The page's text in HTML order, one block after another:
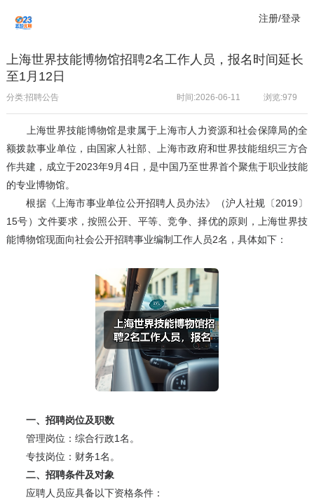
注册/登录
上海世界技能博物馆招聘2名工作人员，报名时间延长
至1月12日
分类:招聘公告 浏览:979
时间:2026-06-11
上海世界技能博物馆是隶属于上海市人力资源和社会保障局的全
额拨款事业单位，由国家人社部、上海市政府和世界技能组织三方合
作共建，成立于2023年9月4日，是中国乃至世界首个聚焦于职业技能
的专业博物馆。
根据《上海市事业单位公开招聘人员办法》（沪人社规〔2019〕
15号）文件要求，按照公开、平等、竞争、择优的原则，上海世界技
能博物馆现面向社会公开招聘事业编制工作人员2名，具体如下：
一、招聘岗位及职数
管理岗位：综合行政1名。
专技岗位：财务1名。
二、招聘条件及对象
应聘人员应具备以下资格条件：